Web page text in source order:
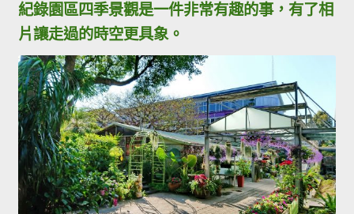
紀錄園區四季景觀是一件非常有趣的事，有了相
片讓走過的時空更具象。